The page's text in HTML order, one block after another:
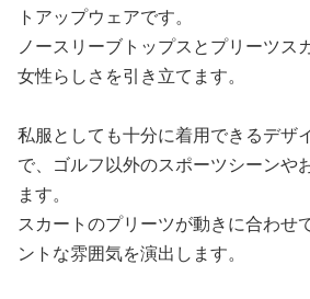
トアップウェアです。
ノースリーブトップスとプリーツス
女性らしさを引き立てます。
私服としても十分に着用できるデザ
で、ゴルフ以外のスポーツシーンや
ます。
スカートのプリーツが動きに合わせ
ントな雰囲気を演出します。